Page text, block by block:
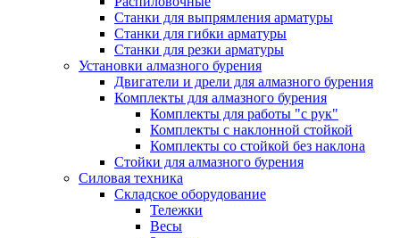
Станки для выпрямления арматуры
Станки для гибки арматуры
Станки для резки арматуры
Установки алмазного бурения
Двигатели и дрели для алмазного бурения
Комплекты для алмазного бурения
Комплекты для работы "с рук"
Комплекты с наклонной стойкой
Комплекты со стойкой без наклона
Стойки для алмазного бурения
Силовая техника
Складское оборудование
Тележки
Весы